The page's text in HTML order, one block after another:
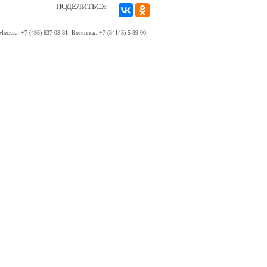
ПОДЕЛИТЬСЯ
+7 (495) 637-08-81. Воткинск: +7 (34145) 5-89-00.